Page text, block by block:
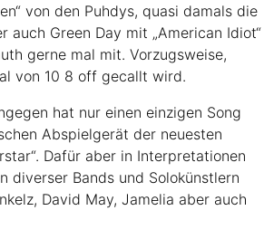
von den Puhdys, quasi damals die
auch Green Day mit „American Idiot“
gerne mal mit. Vorzugsweise,
von 10 8 off gecallt wird.
hat nur einen einzigen Song
Abspielgerät der neuesten
Dafür aber in Interpretationen
diverser Bands und Solokünstlern
David May, Jamelia aber auch